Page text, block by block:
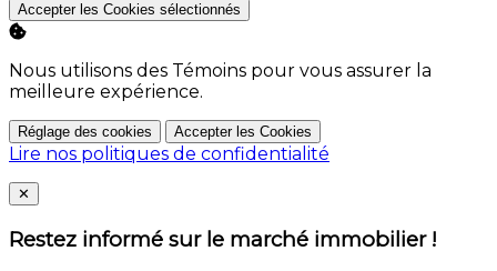
Accepter les Cookies sélectionnés
Nous utilisons des Témoins pour vous assurer la
meilleure expérience.
Réglage des cookies Accepter les Cookies
Lire nos politiques de confidentialité
Close
✕
Restez informé sur le marché immobilier !